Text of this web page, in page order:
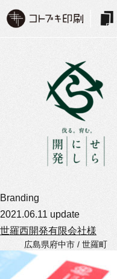
Branding
2021.06.11 update
世羅西開発有限会社様
広島県府中市 / 世羅町